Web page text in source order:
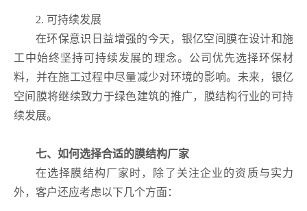
2. 可持续发展
在环保意识日益增强的今天，银亿空间膜在设计和施
工中始终坚持可持续发展的理念。公司优先选择环保材
料，并在施工过程中尽量减少对环境的影响。未来，银亿
空间膜将继续致力于绿色建筑的推广，膜结构行业的可持
续发展。
七、如何选择合适的膜结构厂家
在选择膜结构厂家时，除了关注企业的资质与实力
外，客户还应考虑以下几个方面：